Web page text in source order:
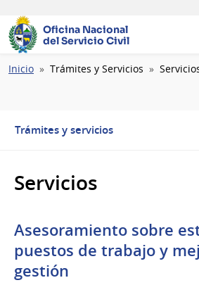
Oficina Nacional
del Servicio Civil
Ruta
Inicio Trámites y Servicios
Trámites y servicios
Servicios
Asesoramiento sobre
puestos de trabajo y
gestión